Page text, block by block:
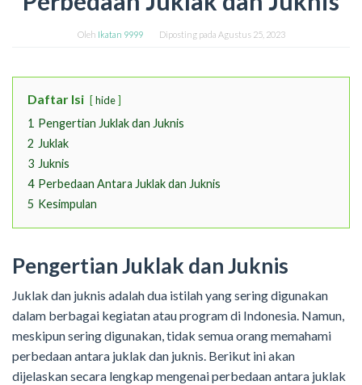
Oleh Ikatan 9999 Diposting pada Agustus 25, 2023
Daftar Isi hide
1 Pengertian Juklak dan Juknis
2 Juklak
3 Juknis
4 Perbedaan Antara Juklak dan Juknis
5 Kesimpulan
Pengertian Juklak dan Juknis
Juklak dan juknis adalah dua istilah yang sering digunakan
dalam berbagai kegiatan atau program di Indonesia. Namun,
meskipun sering digunakan, tidak semua orang memahami
perbedaan antara juklak dan juknis. Berikut ini akan
dijelaskan secara lengkap mengenai perbedaan antara juklak